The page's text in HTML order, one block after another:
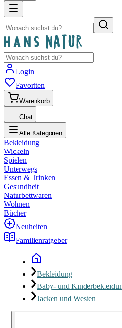
Login
Favoriten
Warenkorb
Chat
Alle Kategorien
Bekleidung
Wickeln
Spielen
Unterwegs
Essen & Trinken
Gesundheit
Naturbettwaren
Wohnen
Bücher
Neuheiten
Familienratgeber
Bekleidung
Baby- und
Jacken und Westen